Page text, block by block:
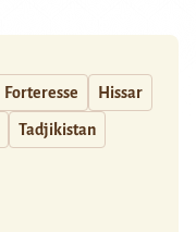
Forteresse Hissar
Tadjikistan